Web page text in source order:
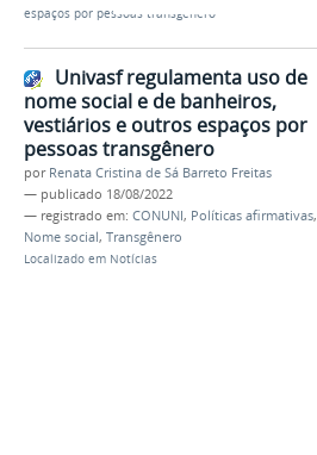
espaços por pessoas transgênero
Univasf regulamenta uso de
nome social e de banheiros,
vestiários e outros espaços por
pessoas transgênero
por Renata Cristina de Sá Barreto Freitas
— publicado 18/08/2022
— registrado em: CONUNI, Políticas afirmativas,
Nome social, Transgênero
Localizado em Notícias